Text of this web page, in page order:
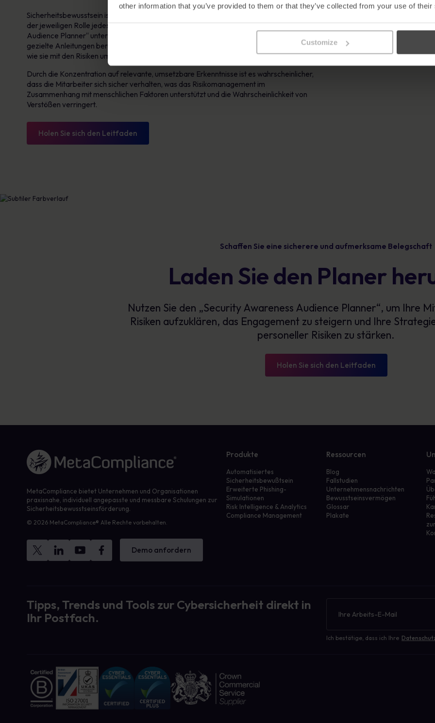
other information that you’ve provided to them or that they’ve collected from your use of
Customize
Sicherheitsbewusstsein ist am wirksamsten, wenn es die tatsächlichen Gegebenheiten
der jeweiligen Rolle jedes einzelnen Mitarbeiters widerspiegelt. Der „Security Awareness
Audience Planner“ unterstützt Unternehmen dabei, ihre Belegschaft zu segmentieren,
gezielte Anleitungen bereitzustellen und sicherzustellen, dass die Mitarbeiter verstehen,
wie sie mit den Risiken umgehen können, denen sie täglich begegnen.
Durch die Konzentration auf relevante, umsetzbare Erkenntnisse ist es wahrscheinlicher,
dass die Mitarbeiter sich sicher verhalten, was das Risikomanagement im
Zusammenhang mit menschlichen Faktoren unterstützt und die Wahrscheinlichkeit von
Verstößen verringert.
Holen Sie sich den Leitfaden
Schaffen Sie eine sicherere und aufmerksame Belegschaft
Laden Sie den Planer
Nutzen Sie den „Security Awareness Audience Planner“, um Ihre
Risiken aufzuklären, das Engagement zu steigern und Ihre
personeller Risiken zu stärken.
Holen Sie sich den Leitfaden
Link zur Homepage
MetaCompliance bietet Unternehmen und Organisationen
praxisnahe, individuell angepasste und messbare Schulungen zur
Sicherheitsbewusstseinsförderung.
© 2026 MetaCompliance® Alle Rechte vorbehalten.
Demo anfordern
Produkte
Automatisiertes
Sicherheitsbewußtsein
Erweiterte Phishing-
Simulationen
Risk Intelligence & Analytics
Compliance Management
Ressourcen
Blog
Fallstudien
Unternehmensnachrichten
Bewusstseinsvermögen
Glossar
Plakate
Tipps, Trends und Tools zur Cybersicherheit direkt in
Ihr Postfach.
Ich bestätige, dass ich Ihre